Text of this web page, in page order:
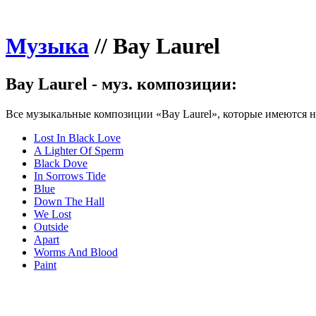
Музыка// Bay Laurel
Bay Laurel - муз. композиции:
Все музыкальные композиции «Bay Laurel», которые имеются
Lost In Black Love
A Lighter Of Sperm
Black Dove
In Sorrows Tide
Blue
Down The Hall
We Lost
Outside
Apart
Worms And Blood
Paint